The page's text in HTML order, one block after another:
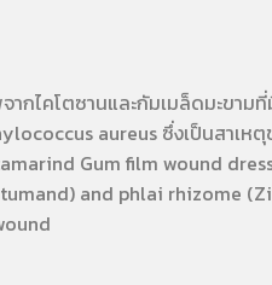
ไคโตซานและกัมเมล็ดมะขาม
aureus ซึ่งเป็นสาเห
Gum film wound
and phlai rhizome